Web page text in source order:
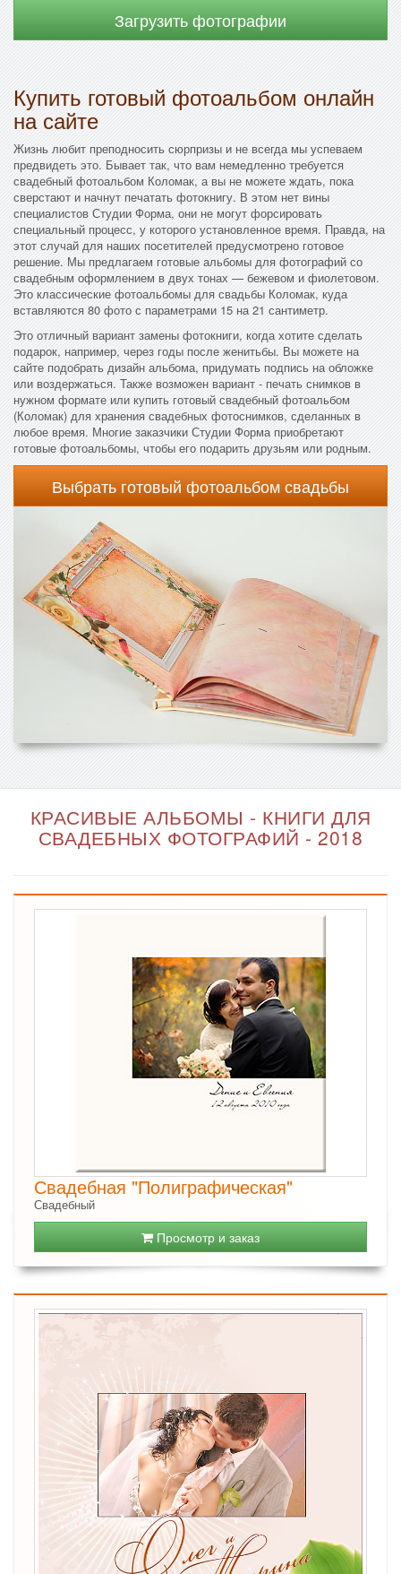
Загрузить фотографии
Купить готовый фотоальбом онлайн
на сайте
Жизнь любит преподносить сюрпризы и не всегда мы успеваем
предвидеть это. Бывает так, что вам немедленно требуется
свадебный фотоальбом Коломак, а вы не можете ждать, пока
сверстают и начнут печатать фотокнигу. В этом нет вины
специалистов Студии Форма, они не могут форсировать
специальный процесс, у которого установленное время. Правда, на
этот случай для наших посетителей предусмотрено готовое
решение. Мы предлагаем готовые альбомы для фотографий со
свадебным оформлением в двух тонах — бежевом и фиолетовом.
Это классические фотоальбомы для свадьбы Коломак, куда
вставляются 80 фото с параметрами 15 на 21 сантиметр.
Это отличный вариант замены фотокниги, когда хотите сделать
подарок, например, через годы после женитьбы. Вы можете на
сайте подобрать дизайн альбома, придумать подпись на обложке
или воздержаться. Также возможен вариант - печать снимков в
нужном формате или купить готовый свадебный фотоальбом
(Коломак) для хранения свадебных фотоснимков, сделанных в
любое время. Многие заказчики Студии Форма приобретают
готовые фотоальбомы, чтобы его подарить друзьям или родным.
Выбрать готовый фотоальбом свадьбы
КРАСИВЫЕ АЛЬБОМЫ - КНИГИ ДЛЯ
СВАДЕБНЫХ ФОТОГРАФИЙ - 2018
Свадебная "Полиграфическая"
Свадебный
Просмотр и заказ